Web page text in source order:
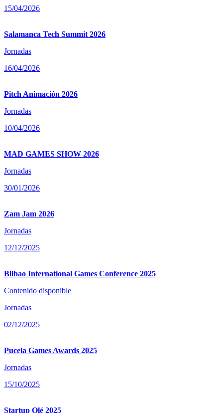
15/04/2026
Salamanca Tech Summit 2026
Jornadas
16/04/2026
Pitch Animación 2026
Jornadas
10/04/2026
MAD GAMES SHOW 2026
Jornadas
30/01/2026
Zam Jam 2026
Jornadas
12/12/2025
Bilbao International Games Conference 2025
Contenido disponible
Jornadas
02/12/2025
Pucela Games Awards 2025
Jornadas
15/10/2025
Startup Olé 2025